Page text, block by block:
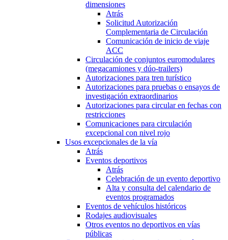
dimensiones
Atrás
Solicitud Autorización
Complementaria de Circulación
Comunicación de inicio de viaje
ACC
Circulación de conjuntos euromodulares
(megacamiones y dúo-trailers)
Autorizaciones para tren turístico
Autorizaciones para pruebas o ensayos de
investigación extraordinarios
Autorizaciones para circular en fechas con
restricciones
Comunicaciones para circulación
excepcional con nivel rojo
Usos excepcionales de la vía
Atrás
Eventos deportivos
Atrás
Celebración de un evento deportivo
Alta y consulta del calendario de
eventos programados
Eventos de vehículos históricos
Rodajes audiovisuales
Otros eventos no deportivos en vías
públicas